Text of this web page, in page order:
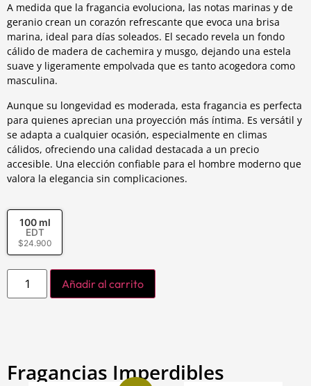
A medida que la fragancia evoluciona, las notas marinas y de
geranio crean un corazón refrescante que evoca una brisa
marina, ideal para días soleados. El secado revela un fondo
cálido de madera de cachemira y musgo, dejando una estela
suave y ligeramente empolvada que es tanto acogedora como
masculina.
Aunque su longevidad es moderada, esta fragancia es perfecta
para quienes aprecian una proyección más íntima. Es versátil y
se adapta a cualquier ocasión, especialmente en climas
cálidos, ofreciendo una calidad destacada a un precio
accesible. Una elección confiable para el hombre moderno que
valora la elegancia sin complicaciones.
100 ml
EDT
$24.900
Añadir al carrito
Fragancias Imperdibles